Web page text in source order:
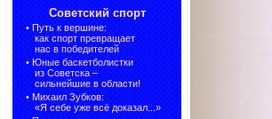
Советский спорт
• Путь к вершине:
как спорт превращает
нас в победителей
• Юные баскетболистки
из Советска –
сильнейшие в области!
• Михаил Зубков:
«Я себе уже всё доказал...»